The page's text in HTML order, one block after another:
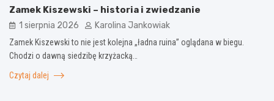
Zamek Kiszewski – historia i zwiedzanie
1 sierpnia 2026 Karolina Jankowiak
Zamek Kiszewski to nie jest kolejna „ładna ruina” oglądana w biegu.
Chodzi o dawną siedzibę krzyżacką…
Czytaj dalej